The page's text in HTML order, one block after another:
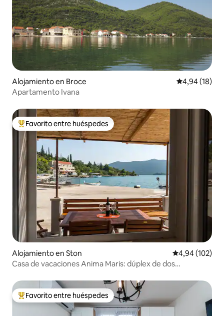
Alojamiento en Broce Calificación
4,94 (18)
Apartamento Ivana
Favorito entre los huéspedes más destacados
Favorito entre huéspedes
Alojamiento en Ston Calificación
4,94 (102)
Casa de vacaciones Anima Maris: dúplex de dos
Favorito entre los huéspedes más destacados
Favorito entre huéspedes